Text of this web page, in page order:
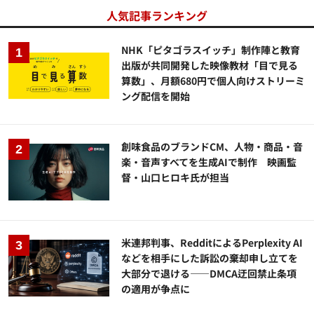
人気記事ランキング
NHK「ピタゴラスイッチ」制作陣と教育
出版が共同開発した映像教材「目で見る
算数」、月額680円で個人向けストリーミ
ング配信を開始
創味食品のブランドCM、人物・商品・音
楽・音声すべてを生成AIで制作 映画監
督・山口ヒロキ氏が担当
米連邦判事、RedditによるPerplexity AI
などを相手にした訴訟の棄却申し立てを
大部分で退ける——DMCA迂回禁止条項
の適用が争点に